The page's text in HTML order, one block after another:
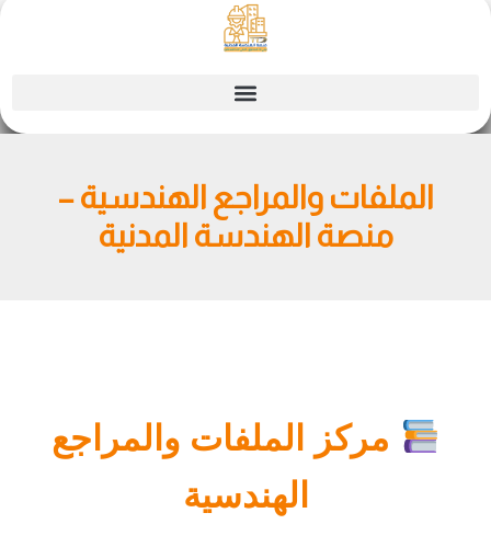
Skip
الملفات والمراجع الهندسية –
منصة الهندسة المدنية
مركز الملفات والمراجع
الهندسية